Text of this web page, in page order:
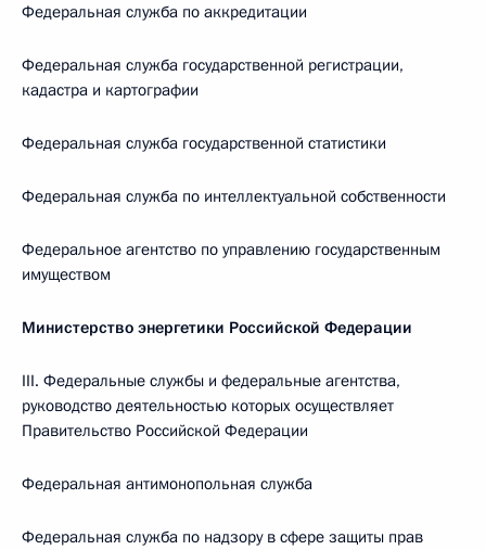
Федеральная служба по аккредитации
Федеральная служба государственной регистрации,
кадастра и картографии
Федеральная служба государственной статистики
Федеральная служба по интеллектуальной собственности
Федеральное агентство по управлению государственным
имуществом
Министерство энергетики Российской Федерации
III. Федеральные службы и федеральные агентства,
руководство деятельностью которых осуществляет
Правительство Российской Федерации
Федеральная антимонопольная служба
Федеральная служба по надзору в сфере защиты прав